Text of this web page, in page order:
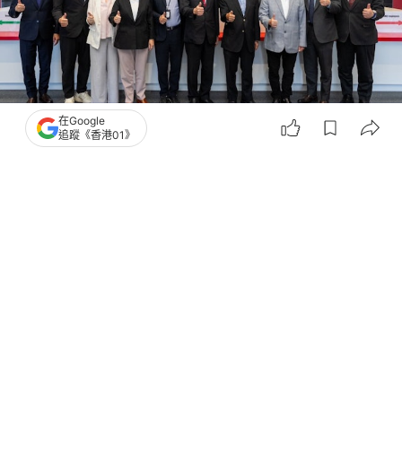
撰文：許祺安
在Google
追蹤《香港01》